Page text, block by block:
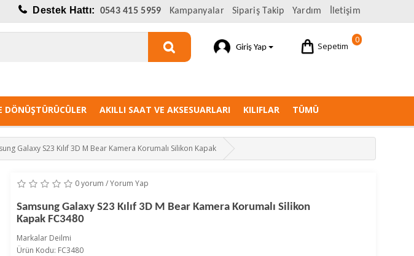
Destek Hattı: 0543 415 5959 Kampanyalar Sipariş Takip Yardım İletişim
0
Sepetim
Giriş Yap
DÖNÜŞTÜRÜCÜLER AKILLI SAAT VE AKSESUARLARI KILIFLAR TÜMÜ
Galaxy S23 Kılıf 3D M Bear Kamera Korumalı Silikon Kapak
0 yorum /Yorum Yap
Samsung Galaxy S23 Kılıf 3D M Bear Kamera Korumalı Silikon
Kapak FC3480
Markalar Deilmi
Ürün Kodu: FC3480